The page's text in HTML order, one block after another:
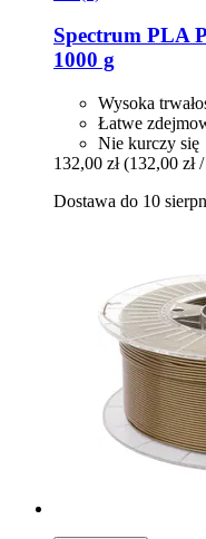
Spectrum PLA
1000 g
Wysoka
Łatwe
Nie kurczy się
132,00 zł (132,00 zł
Dostawa do 10